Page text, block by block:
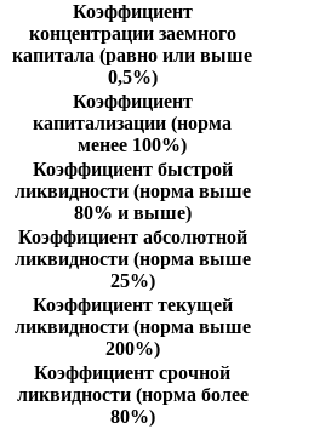
Коэффициент
концентрации заемного
капитала (равно или выше
0,5%)
Коэффициент
капитализации (норма
менее 100%)
Коэффициент быстрой
ликвидности (норма выше
80% и выше)
Коэффициент абсолютной
ликвидности (норма выше
25%)
Коэффициент текущей
ликвидности (норма выше
200%)
Коэффициент срочной
ликвидности (норма более
80%)